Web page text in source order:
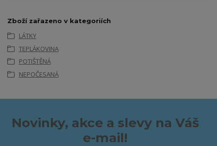
Zboží zařazeno v kategoriích
LÁTKY
TEPLÁKOVINA
POTIŠTĚNÁ
NEPOČESANÁ
Novinky, akce a slevy na Váš
e-mail!